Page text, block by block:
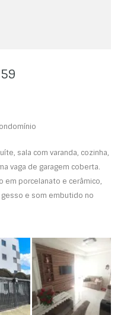
sala com varanda, cozinha,
vaga de garagem coberta.
em porcelanato e cerâmico,
e som embutido no